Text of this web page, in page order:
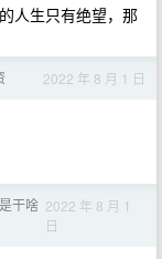
人生只有绝望，那
2022 年 8 月 1 日
干啥 2022 年 8 月 1
日